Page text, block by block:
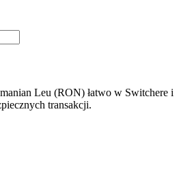
Leu (RON) łatwo w Switchere i
transakcji.